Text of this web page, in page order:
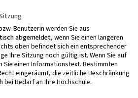
Benutzerin werden Sie aus
abgemeldet, wenn Sie einen längeren
oben befindet sich ein entsprechender
Ihre Sitzung noch gültig ist. Wenn Sie auf
Sie einen Informationstext. Bestimmten
eingeräumt, die zeitliche Beschränkung
bei Bedarf an Ihre Hochschule.